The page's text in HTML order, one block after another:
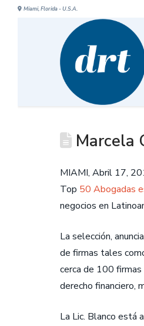
Miami, Florida - U.S.A.
Marcela
MIAMI, Abril 17,
Top 50 Abogadas
negocios en
La selección,
de firmas tales
cerca de 100
derecho financiero,
La Lic. Blanco está